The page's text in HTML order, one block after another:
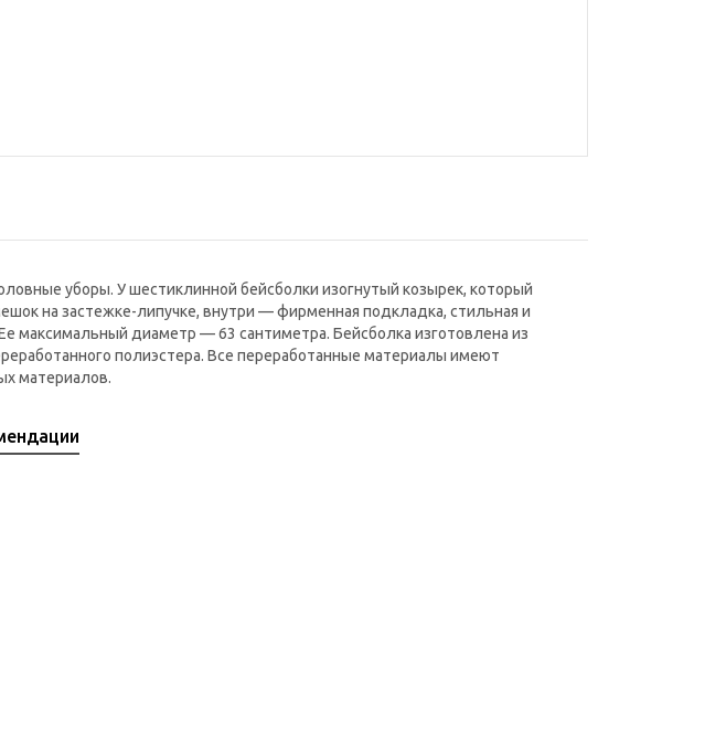
уборы. У шестиклинной бейсболки изогнутый козырек, который
на застежке-липучке, внутри — фирменная подкладка, стильная и
диаметр — 63 сантиметра. Бейсболка изготовлена из
полиэстера. Все переработанные материалы имеют
материалов.